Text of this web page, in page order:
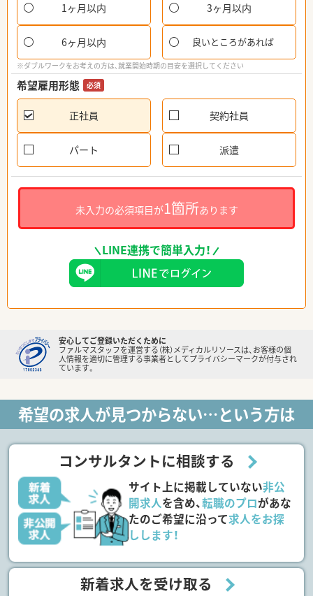
1ヶ月以内 3ヶ月以内
6ヶ月以内 良いところがあれば
※ダブルワークをお考えの方は、就業開始時期の目安を選択してください
希望雇用形態 必須
正社員 契約社員
パート 派遣
未入力の必須項目が1箇所あります
LINE連携で簡単入力！
安心してご登録いただくために
ファルマスタッフを運営する（株）メディカルリソースは、お客様の個
人情報を適切に管理する事業者としてプライバシーマークが付与され
ています。
希望の求人が見つからない…という方は
コンサルタントに相談する
サイト上に掲載していない非公
開求人を含め、転職のプロがあな
たのご希望に沿って求人をお探
しします！
新着求人を受け取る